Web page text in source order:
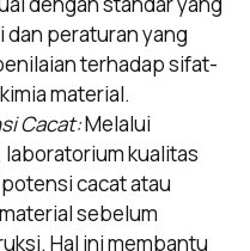
peraturan yang
terhadap sifat-
material.
Cacat:Melalui
kualitas
cacat atau
sebelum
Hal ini membantu